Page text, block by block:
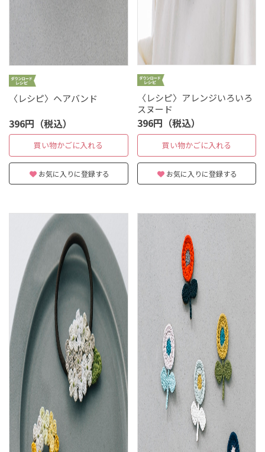
〈レシピ〉ヘアバンド
396円（税込）
買い物かごに入れる
お気に入りに登録する
〈レシピ〉アレンジいろいろ
スヌード
396円（税込）
買い物かごに入れる
お気に入りに登録する